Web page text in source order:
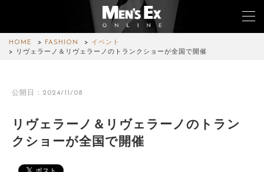
HOME FASHION
イベント
リヴェラーノ＆リヴェラーノのトランクショーが全国で開催
公開日：2024/11/08
リヴェラーノ＆リヴェラーノのトラン
クショーが全国で開催
WATCH